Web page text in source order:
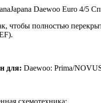
Daewoo Euro 4/5
чтобы полностью
для: Daewoo: Prima/